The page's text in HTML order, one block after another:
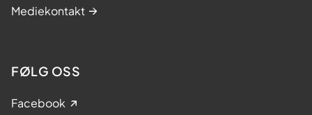
Mediekontakt
FØLG OSS
Facebook